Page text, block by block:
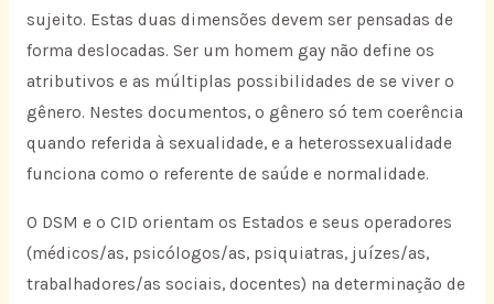
sujeito. Estas duas dimensões devem ser pensadas de
forma deslocadas. Ser um homem gay não define os
atributivos e as múltiplas possibilidades de se viver o
gênero. Nestes documentos, o gênero só tem coerência
quando referida à sexualidade, e a heterossexualidade
funciona como o referente de saúde e normalidade.
O DSM e o CID orientam os Estados e seus operadores
(médicos/as, psicólogos/as, psiquiatras, juízes/as,
trabalhadores/as sociais, docentes) na determinação de